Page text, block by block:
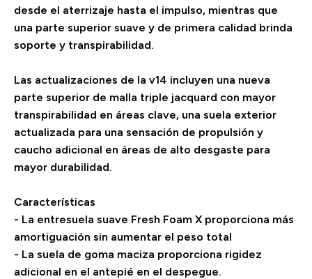
desde el aterrizaje hasta el impulso, mientras que
una parte superior suave y de primera calidad brinda
soporte y transpirabilidad.
Las actualizaciones de la v14 incluyen una nueva
parte superior de malla triple jacquard con mayor
transpirabilidad en áreas clave, una suela exterior
actualizada para una sensación de propulsión y
caucho adicional en áreas de alto desgaste para
mayor durabilidad.
Características
- La entresuela suave Fresh Foam X proporciona más
amortiguación sin aumentar el peso total
- La suela de goma maciza proporciona rigidez
adicional en el antepié en el despegue.